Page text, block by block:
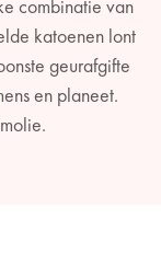
combinatie van
katoenen lont
geurafgifte
en planeet.